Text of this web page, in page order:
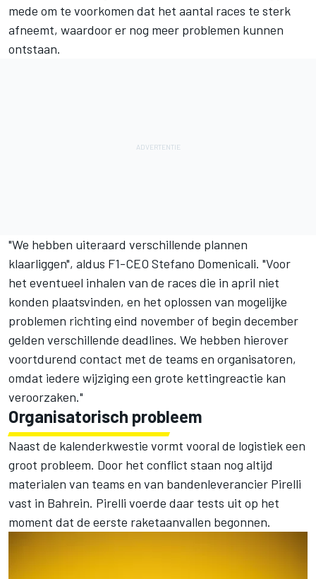
mede om te voorkomen dat het aantal races te sterk
afneemt, waardoor er nog meer problemen kunnen
ontstaan.
"We hebben uiteraard verschillende plannen
klaarliggen", aldus F1-CEO Stefano Domenicali. "Voor
het eventueel inhalen van de races die in april niet
konden plaatsvinden, en het oplossen van mogelijke
problemen richting eind november of begin december
gelden verschillende deadlines. We hebben hierover
voortdurend contact met de teams en organisatoren,
omdat iedere wijziging een grote kettingreactie kan
veroorzaken."
Organisatorisch probleem
Naast de kalenderkwestie vormt vooral de logistiek een
groot probleem. Door het conflict staan nog altijd
materialen van teams en van bandenleverancier Pirelli
vast in Bahrein. Pirelli voerde daar tests uit op het
moment dat de eerste raketaanvallen begonnen.